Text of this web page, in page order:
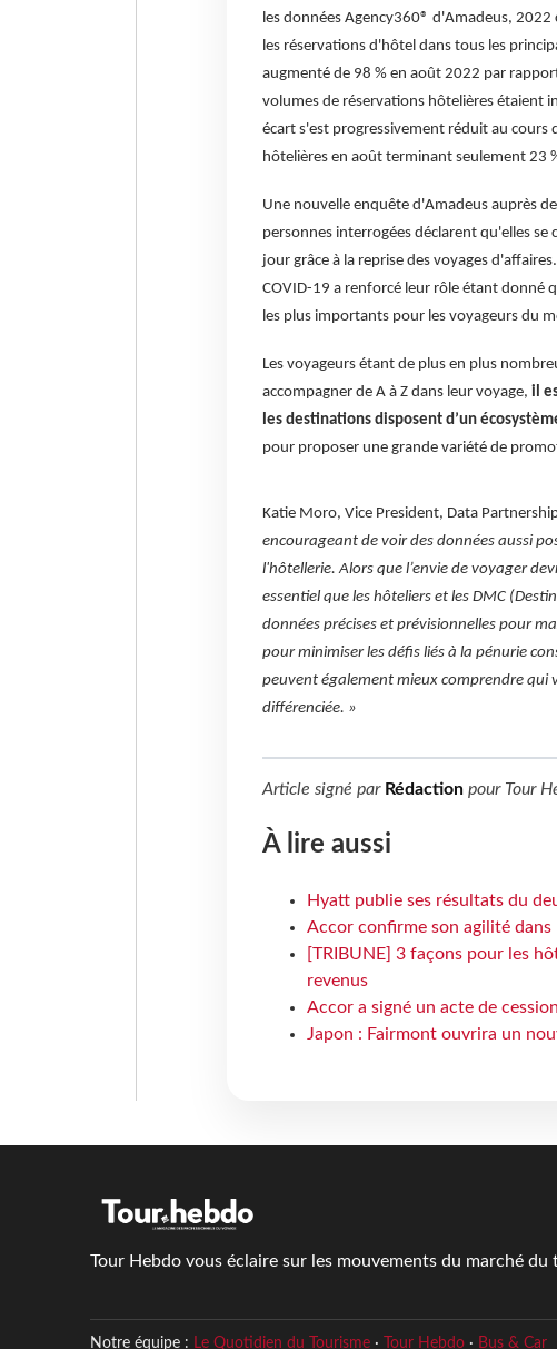
les données Agency360® d'Amadeus,
les réservations d'hôtel dans tous les
augmenté de 98 % en août 2022 par
volumes de réservations hôtelières étaient
écart s'est progressivement réduit au
hôtelières en août terminant seulement 23
Une nouvelle enquête d'Amadeus auprès
personnes interrogées déclarent qu'elles se
jour grâce à la reprise des voyages
COVID-19 a renforcé leur rôle étant donné
les plus importants pour les voyageurs du
Les voyageurs étant de plus en plus
accompagner de A à Z dans leur voyage, il
les destinations disposent d’un
pour proposer une grande variété de
Katie Moro, Vice President, Data
encourageant de voir des données aussi
l'hôtellerie. Alors que l’envie de voyager
essentiel que les hôteliers et les DMC
données précises et prévisionnelles pour
pour minimiser les défis liés à la pénurie
peuvent également mieux comprendre
différenciée. »
Article signé par Rédactionpour Tour
À lire aussi
Hyatt publie ses résultats du
Accor confirme son agilité
[TRIBUNE] 3 façons pour les
revenus
Accor a signé un acte de
Japon : Fairmont ouvrira un
Tour Hebdo vous éclaire sur les mouvements du marché
Notre équipe : Le Quotidien du Tourisme· Tour Hebdo· Bus & Car